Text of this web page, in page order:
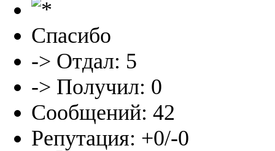
Спасибо
-> Отдал: 5
-> Получил: 0
Сообщений: 42
Репутация: +0/-0